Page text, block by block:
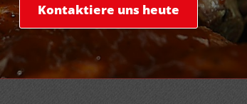
Kontaktiere uns heute